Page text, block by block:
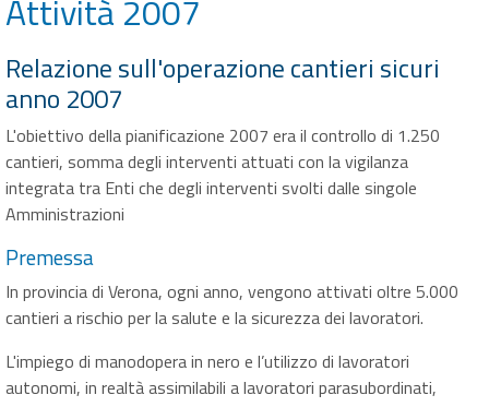
Attività 2007
Relazione sull'operazione cantieri sicuri
anno 2007
L'obiettivo della pianificazione 2007 era il controllo di 1.250
cantieri, somma degli interventi attuati con la vigilanza
integrata tra Enti che degli interventi svolti dalle singole
Amministrazioni
Premessa
In provincia di Verona, ogni anno, vengono attivati oltre 5.000
cantieri a rischio per la salute e la sicurezza dei lavoratori.
L'impiego di manodopera in nero e l’utilizzo di lavoratori
autonomi, in realtà assimilabili a lavoratori parasubordinati,